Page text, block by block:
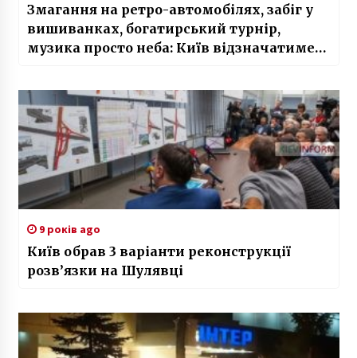
Змагання на ретро-автомобілях, забіг у
вишиванках, богатирський турнір,
музика просто неба: Київ відзначатиме
9 років ago
Київ обрав 3 варіанти реконструкції
розв’язки на Шулявці